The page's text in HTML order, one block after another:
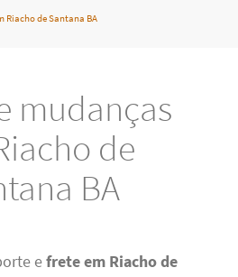
Riacho de Santana BA
mudanças
de
BA
efrete em Riacho de